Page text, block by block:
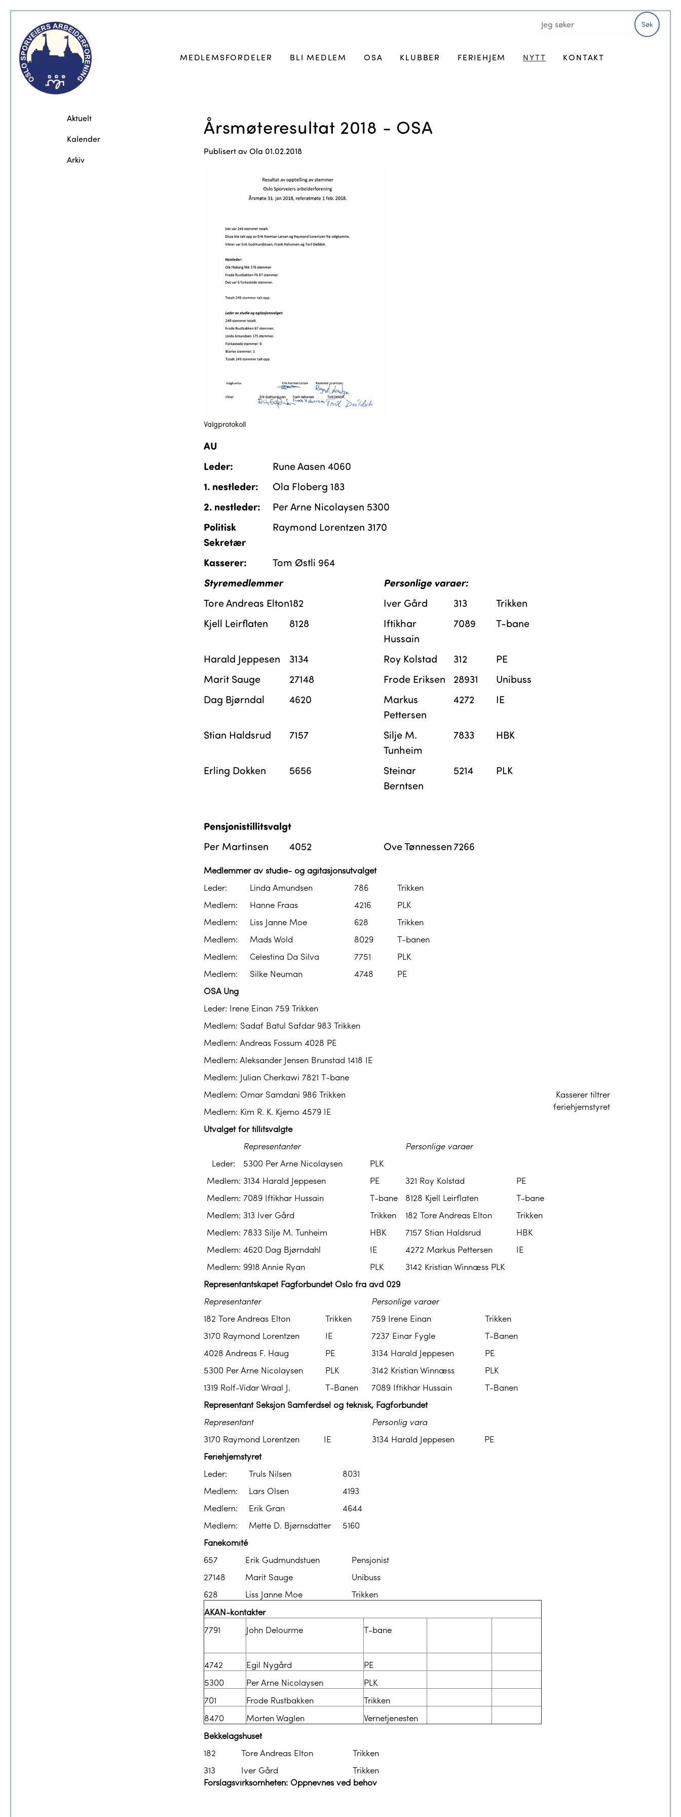
MEDLEMSFORDELER BLI MEDLEM OSA KLUBBER FERIEHJEM NYTT KONTAKT
Søk
Aktuelt
Kalender
Arkiv
Årsmøteresultat 2018 - OSA
Publisert avOla 01.02.2018
Valgprotokoll
AU
Leder:
Rune Aasen 4060
1. nestleder:
Ola Floberg 183
2. nestleder:
Per Arne Nicolaysen 5300
Politisk
Sekretær
Raymond Lorentzen 3170
Kasserer:
Tom Østli 964
Styremedlemmer
Personlige varaer:
Tore Andreas Elton182 Iver Gård 313
Trikken
Kjell Leirflaten
8128
Iftikhar
Hussain
7089 T-bane
Harald Jeppesen 3134 Roy Kolstad 312
PE
Marit Sauge
27148 Frode Eriksen 28931
Unibuss
Dag Bjørndal
4620
Markus
Pettersen
4272 IE
Stian Haldsrud 7157
Silje M.
Tunheim
7833 HBK
Erling Dokken 5656
Steinar
Berntsen
5214 PLK
Pensjonistillitsvalgt
Per Martinsen
4052 Ove Tønnessen7266
Medlemmer av studie- og agitasjonsutvalget
Leder:
Linda Amundsen 786
Trikken
Medlem:
Hanne Fraas 4216
PLK
Medlem:
Liss Janne Moe 628
Trikken
Medlem:
Mads Wold 8029
T-banen
Medlem:
Celestina Da Silva 7751
PLK
Medlem:
Silke Neuman 4748
PE
OSA Ung
Leder: Irene Einan 759 Trikken
Medlem: Sadaf Batul Safdar 983 Trikken
Medlem: Andreas Fossum 4028 PE
Medlem: Aleksander Jensen Brunstad 1418 IE
Medlem: Julian Cherkawi 7821 T-bane
Medlem: Omar Samdani 986 Trikken
Medlem: Kim R. K. Kjemo 4579 IE
Utvalget for tillitsvalgte
Representanter
Personlige varaer
Leder:
5300 Per Arne Nicolaysen
PLK
Medlem: 3134 Harald Jeppesen PE 321 Roy Kolstad
PE
Medlem: 7089 Iftikhar Hussain T-bane 8128 Kjell Leirflaten
T-bane
Medlem: 313 Iver Gård Trikken 182 Tore Andreas Elton
Trikken
Medlem: 7833 Silje M. Tunheim HBK 7157 Stian Haldsrud
HBK
Medlem: 4620 Dag Bjørndahl IE 4272 Markus Pettersen
IE
Medlem: 9918 Annie Ryan PLK
3142 Kristian Winnæss PLK
Representantskapet Fagforbundet Oslo fra avd 029
Representanter
Personlige varaer
182 Tore Andreas Elton
Trikken 759 Irene Einan
Trikken
3170 Raymond Lorentzen
IE 7237 Einar Fygle
T-Banen
4028 Andreas F. Haug
PE 3134 Harald Jeppesen
PE
5300 Per Arne Nicolaysen
PLK 3142 Kristian Winnæss
PLK
1319 Rolf-Vidar Wraal J.
T-Banen 7089 Iftikhar Hussain
T-Banen
Representant Seksjon Samferdsel og teknisk, Fagforbundet
Representant
Personlig vara
3170 Raymond Lorentzen
IE 3134 Harald Jeppesen
PE
Feriehjemstyret
Leder:
Truls Nilsen
8031
Medlem:
Lars Olsen
4193
Medlem:
Erik Gran
4644
Medlem:
Mette D. Bjørnsdatter
5160
Fanekomité
657
Erik Gudmundstuen
Pensjonist
27148
Marit Sauge
Unibuss
628
Liss Janne Moe
Trikken
AKAN-kontakter
7791
John Delourme T-bane
4742 Egil Nygård
PE
5300
Per Arne Nicolaysen
PLK
701
Frode Rustbakken
Trikken
8470
Morten Waglen
Vernetjenesten
Bekkelagshuset
182
Tore Andreas Elton
Trikken
313
Iver Gård Trikken
Kasserer tiltrer
feriehjemstyret
Forslagsvirksomheten: Oppnevnes ved behov